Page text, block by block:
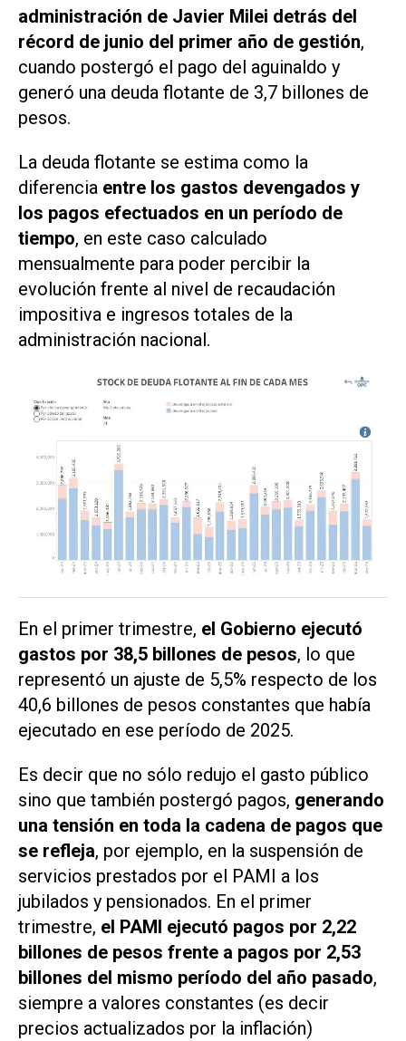
administración de Javier Milei detrás del
récord de junio del primer año de gestión,
cuando postergó el pago del aguinaldo y
generó una deuda flotante de 3,7 billones de
pesos.
La deuda flotante se estima como la
diferencia entre los gastos devengados y
los pagos efectuados en un período de
tiempo, en este caso calculado
mensualmente para poder percibir la
evolución frente al nivel de recaudación
impositiva e ingresos totales de la
administración nacional.
En el primer trimestre, el Gobierno ejecutó
gastos por 38,5 billones de pesos, lo que
representó un ajuste de 5,5% respecto de los
40,6 billones de pesos constantes que había
ejecutado en ese período de 2025.
Es decir que no sólo redujo el gasto público
sino que también postergó pagos, generando
una tensión en toda la cadena de pagos que
se refleja, por ejemplo, en la suspensión de
servicios prestados por el PAMI a los
jubilados y pensionados. En el primer
trimestre, el PAMI ejecutó pagos por 2,22
billones de pesos frente a pagos por 2,53
billones del mismo período del año pasado,
siempre a valores constantes (es decir
precios actualizados por la inflación)